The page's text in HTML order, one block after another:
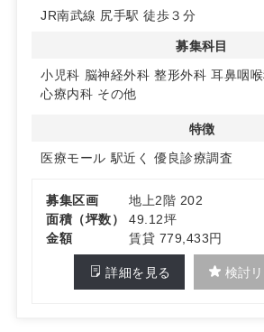
小児科、脳神経外科、整形外科、耳鼻
心療内科など、多様な診療科目に対応
しております。詳細はお問い合わせく
JR南武線 尻手駅 徒歩３分
募集科目
小児科 脳神経外科 整形外科 耳鼻咽
心療内科 その他
特徴
医療モール 駅近く 優良診療調査
募集区画
地上2階 202
面積（坪数）
49.12坪
金額
賃貸 779,433円
詳細を見る 検討